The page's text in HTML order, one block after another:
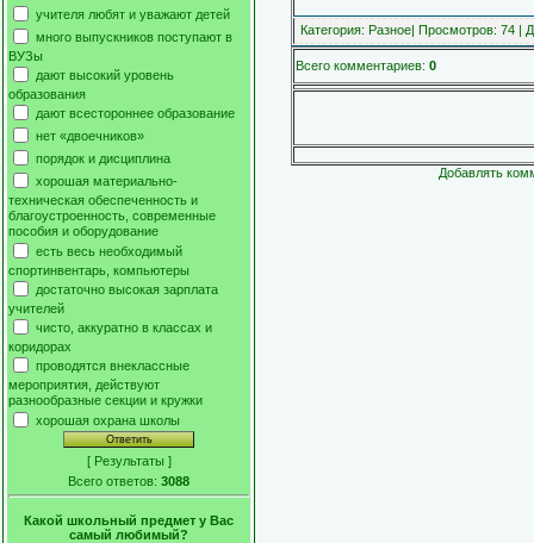
учителя любят и уважают детей
много выпускников поступают в
ВУЗы
дают высокий уровень
образования
дают всестороннее образование
нет «двоечников»
порядок и дисциплина
хорошая материально-
техническая обеспеченность и
благоустроенность, современные
пособия и оборудование
есть весь необходимый
спортинвентарь, компьютеры
достаточно высокая зарплата
учителей
чисто, аккуратно в классах и
коридорах
проводятся внеклассные
мероприятия, действуют
разнообразные секции и кружки
хорошая охрана школы
[ Результаты ]
Всего ответов: 3088
Какой школьный предмет у Вас
самый любимый?
Категория: Разное| Просмотров: 74 |
Всего комментариев: 0
Добавлять